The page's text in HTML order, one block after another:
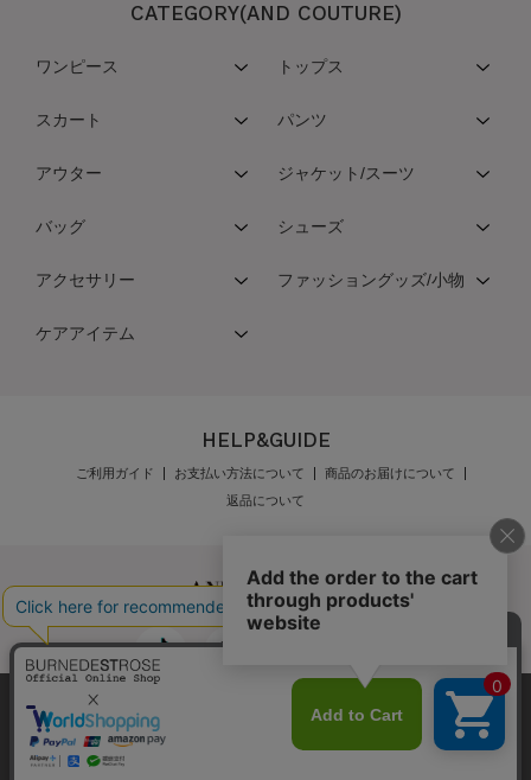
CATEGORY(AND COUTURE)
ワンピース トップス
スカート パンツ
アウター ジャケット/スーツ
バッグ シューズ
アクセサリー ファッショングッズ/小物
ケアアイテム
HELP&GUIDE
ご利用ガイド お支払い方法について
商品のお届けについて
返品について
メンバーズ規約
メンバーズポイントプログラム規約
特定商取引法に基づく表示
個人情報保護指針
弊社はCookieを利用し、Webの利便性向上に努め
ております。「承諾する」をクリックしていただ
くと、お客様に最適な内容を提供することが可能
承諾する